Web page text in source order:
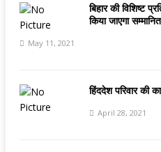
बिहार की विशिष्ट
किया जाएगा सम्मानित
May 11, 2021
हिंददेश परिवार की
April 28, 2021